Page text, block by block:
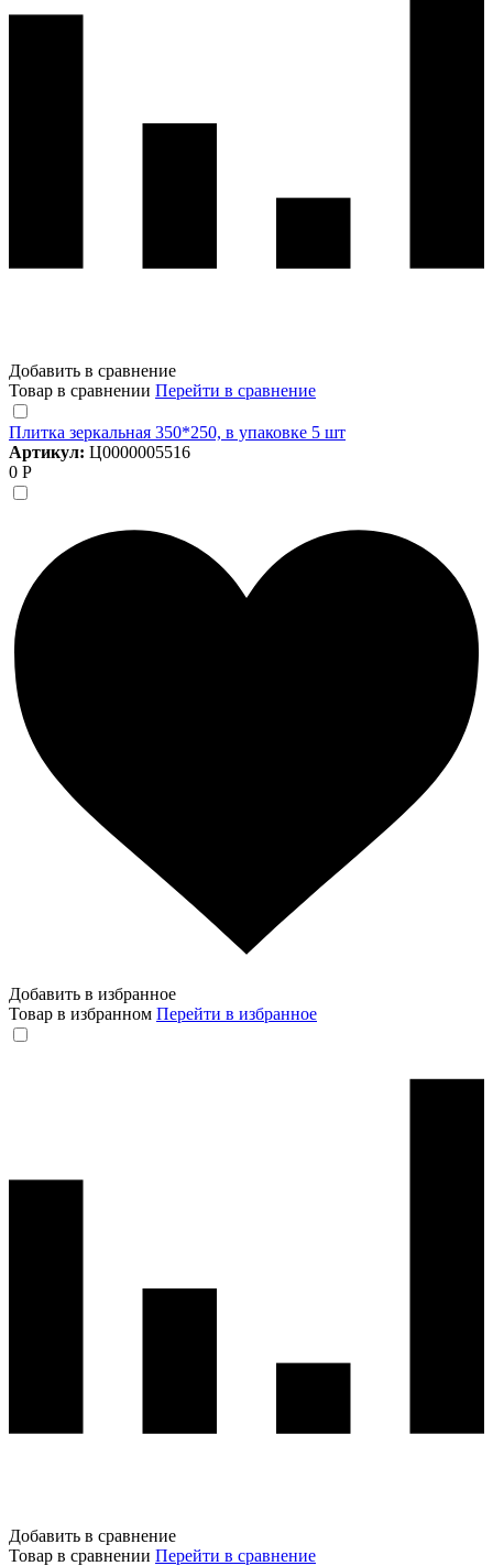
Добавить в сравнение
Товар в сравнении Перейти в сравнение
Плитка зеркальная 350*250, в упаковке 5 шт
Артикул: Ц0000005516
0 Р
Добавить в избранное
Товар в избранном Перейти в избранное
Добавить в сравнение
Товар в сравнении Перейти в сравнение